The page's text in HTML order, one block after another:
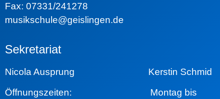
Fax: 07331/241278
musikschule@geislingen.de
Sekretariat
Nicola Ausprung Kerstin Schmid
Öffnungszeiten: Montag bis